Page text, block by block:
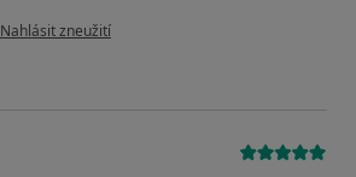
podle názoru uživatele Váš účet byl odstraněn
Nahlásit zneužití